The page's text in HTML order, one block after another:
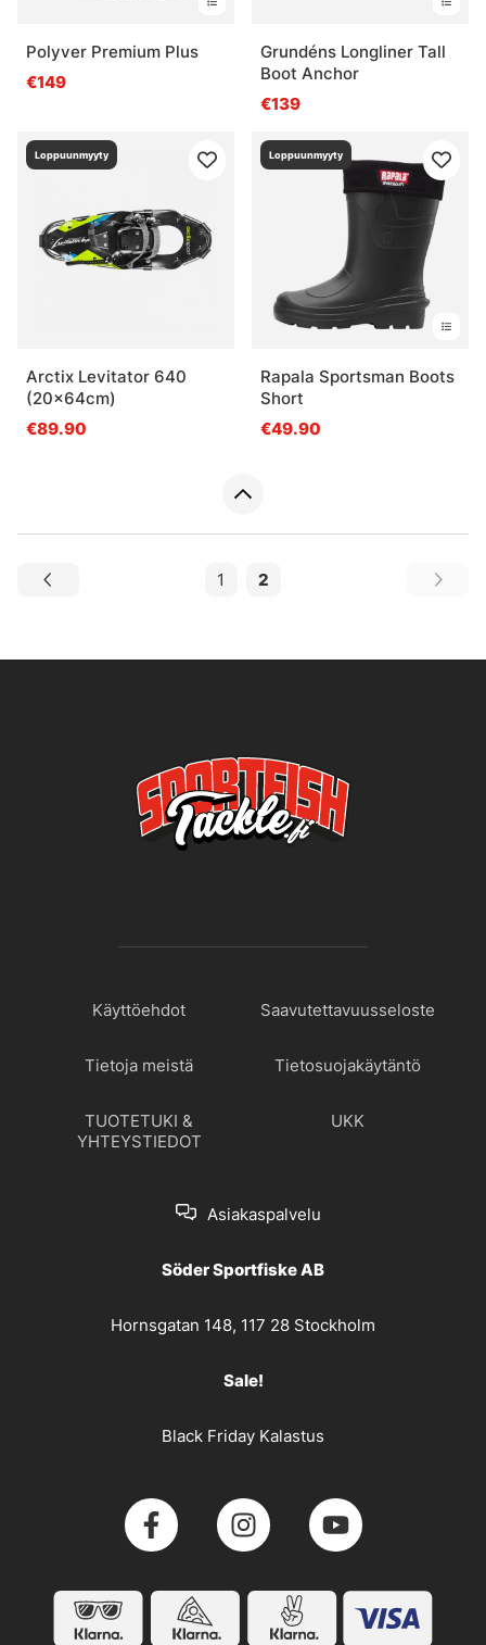
Polyver Premium Plus
€149
Grundéns Longliner Tall
Boot Anchor
€139
Loppuunmyyty
Arctix Levitator 640
(20x64cm)
€89.90
Loppuunmyyty
Rapala Sportsman Boots
Short
€49.90
1 2
Käyttöehdot Saavutettavuusseloste
Tietoja meistä Tietosuojakäytäntö
TUOTETUKI &
YHTEYSTIEDOT
UKK
Asiakaspalvelu
Söder Sportfiske AB
Hornsgatan 148, 117 28 Stockholm
Sale!
Black Friday Kalastus